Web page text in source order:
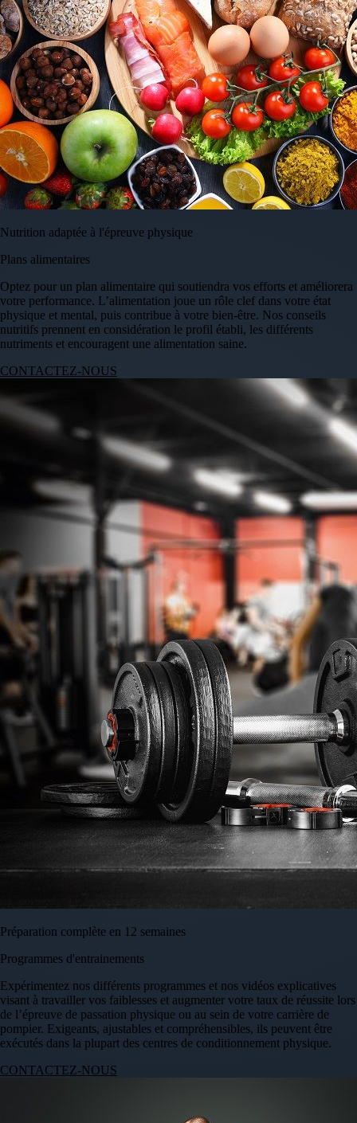
Nutrition adaptée à l'épreuve physique
Plans alimentaires
Optez pour un plan alimentaire qui soutiendra vos efforts et améliorera
votre performance. L’alimentation joue un rôle clef dans votre état
physique et mental, puis contribue à votre bien-être. Nos conseils
nutritifs prennent en considération le profil établi, les différents
nutriments et encouragent une alimentation saine.
CONTACTEZ-NOUS
Préparation complète en 12 semaines
Programmes d'entrainements
Expérimentez nos différents programmes et nos vidéos explicatives
visant à travailler vos faiblesses et augmenter votre taux de réussite lors
de l’épreuve de passation physique ou au sein de votre carrière de
pompier. Exigeants, ajustables et compréhensibles, ils peuvent être
exécutés dans la plupart des centres de conditionnement physique.
CONTACTEZ-NOUS